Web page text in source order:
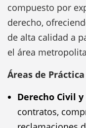
compuesto por
derecho,
de alta calidad a
el área
Áreas de Práctica
Derecho Civil
contratos,